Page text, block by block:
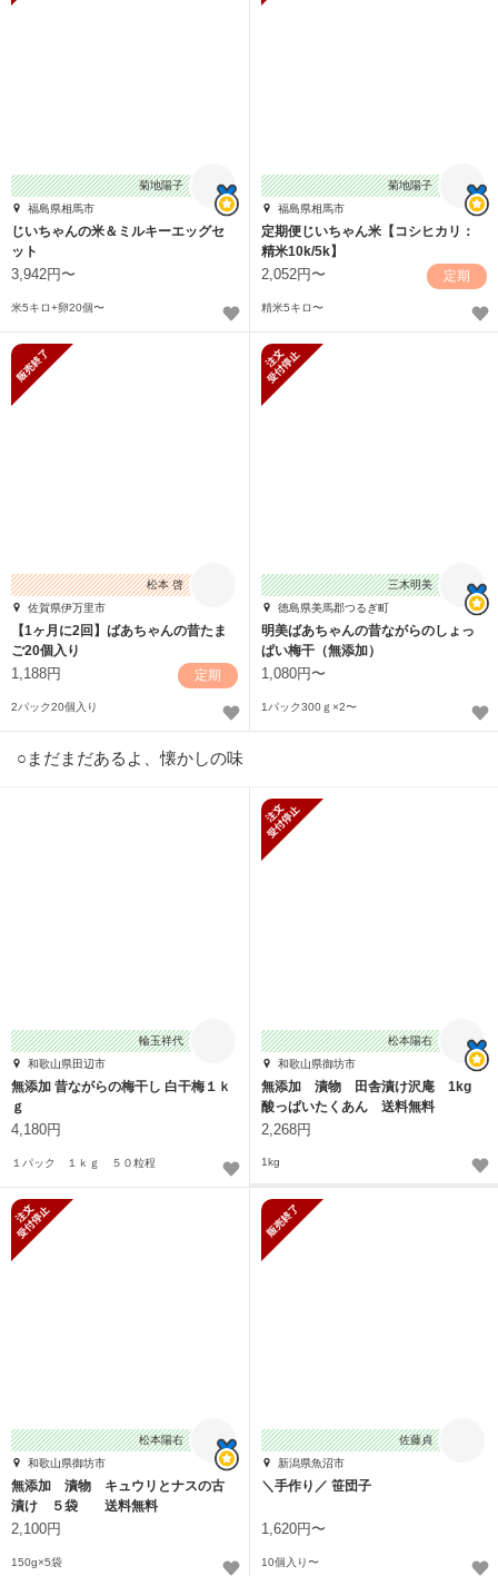
菊地陽子
福島県相馬市
じいちゃんの米＆ミルキーエッグセ
ット
3,942円〜
米5キロ+卵20個〜
菊地陽子
福島県相馬市
定期便じいちゃん米【コシヒカリ：
精米10k/5k】
2,052円〜 定期
精米5キロ〜
松本 啓
佐賀県伊万里市
【1ヶ月に2回】ばあちゃんの昔たま
ご20個入り
1,188円 定期
2パック20個入り
三木明美
徳島県美馬郡つるぎ町
明美ばあちゃんの昔ながらのしょっ
ぱい梅干（無添加）
1,080円〜
1パック300ｇ×2〜
○まだまだあるよ、懐かしの味
輪玉祥代
和歌山県田辺市
無添加 昔ながらの梅干し 白干梅１ｋ
ｇ
4,180円
１パック １ｋｇ ５０粒程
松本陽右
和歌山県御坊市
無添加 漬物 田舎漬け沢庵 1kg
酸っぱいたくあん 送料無料
2,268円
1kg
松本陽右
和歌山県御坊市
無添加 漬物 キュウリとナスの古
漬け ５袋 送料無料
2,100円
150g×5袋
佐藤貞
新潟県魚沼市
＼手作り／ 笹団子
1,620円〜
10個入り〜